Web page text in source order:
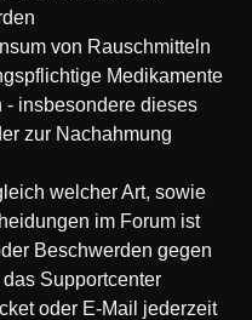
von Rauschmitteln
Medikamente
- insbesondere dieses
zur Nachahmung
welcher Art, sowie
im Forum ist
Beschwerden gegen
Supportcenter
oder E-Mail jederzeit